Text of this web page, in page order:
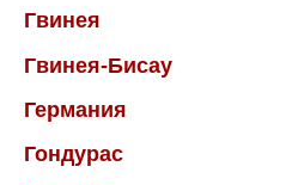
Гвинея
Гвинея-Бисау
Германия
Гондурас